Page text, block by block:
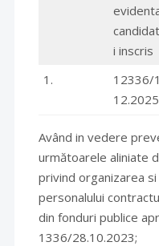
i inscris
1.
12336/
12.2025
Având in vedere
următoarele aliniate
privind organizarea
personalului
din fonduri publice
1336/28.10.2023;